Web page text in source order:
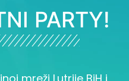
PARTY!